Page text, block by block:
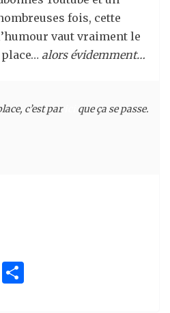
fois, cette
vaut vraiment le
alors évidemment…
c’est par que ça se passe.
Li